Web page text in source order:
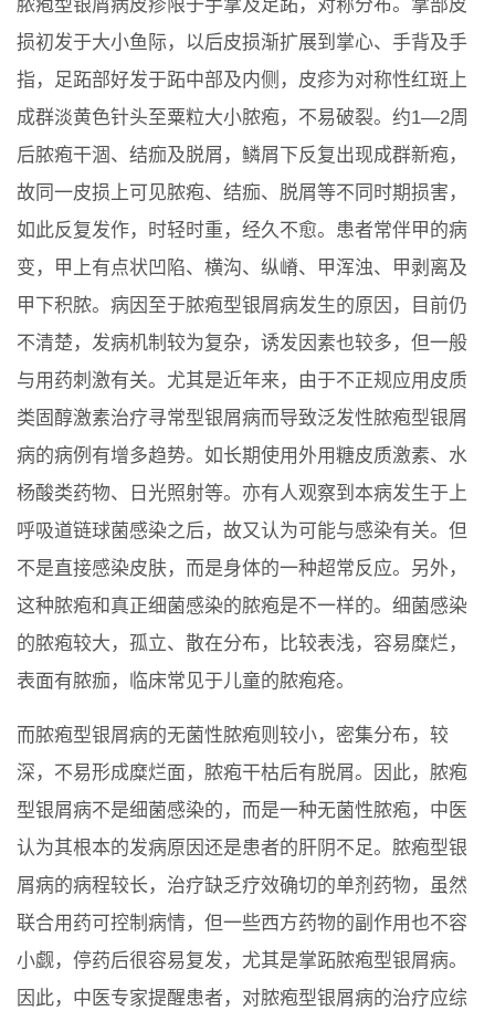
脓疱型银屑病皮疹限于手掌及足跖，对称分布。掌部皮
损初发于大小鱼际，以后皮损渐扩展到掌心、手背及手
指，足跖部好发于跖中部及内侧，皮疹为对称性红斑上
成群淡黄色针头至粟粒大小脓疱，不易破裂。约1—2周
后脓疱干涸、结痂及脱屑，鳞屑下反复出现成群新疱，
故同一皮损上可见脓疱、结痂、脱屑等不同时期损害，
如此反复发作，时轻时重，经久不愈。患者常伴甲的病
变，甲上有点状凹陷、横沟、纵嵴、甲浑浊、甲剥离及
甲下积脓。病因至于脓疱型银屑病发生的原因，目前仍
不清楚，发病机制较为复杂，诱发因素也较多，但一般
与用药刺激有关。尤其是近年来，由于不正规应用皮质
类固醇激素治疗寻常型银屑病而导致泛发性脓疱型银屑
病的病例有增多趋势。如长期使用外用糖皮质激素、水
杨酸类药物、日光照射等。亦有人观察到本病发生于上
呼吸道链球菌感染之后，故又认为可能与感染有关。但
不是直接感染皮肤，而是身体的一种超常反应。另外，
这种脓疱和真正细菌感染的脓疱是不一样的。细菌感染
的脓疱较大，孤立、散在分布，比较表浅，容易糜烂，
表面有脓痂，临床常见于儿童的脓疱疮。
而脓疱型银屑病的无菌性脓疱则较小，密集分布，较
深，不易形成糜烂面，脓疱干枯后有脱屑。因此，脓疱
型银屑病不是细菌感染的，而是一种无菌性脓疱，中医
认为其根本的发病原因还是患者的肝阴不足。脓疱型银
屑病的病程较长，治疗缺乏疗效确切的单剂药物，虽然
联合用药可控制病情，但一些西方药物的副作用也不容
小觑，停药后很容易复发，尤其是掌跖脓疱型银屑病。
因此，中医专家提醒患者，对脓疱型银屑病的治疗应综